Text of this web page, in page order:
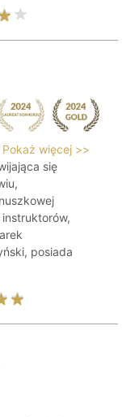
Pokaż więcej >>
się
posiada